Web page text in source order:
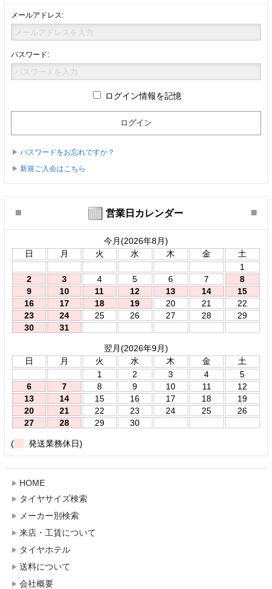
メールアドレス:
パスワード:
ログイン情報を記憶
パスワードをお忘れですか？
新規ご入会はこちら
営業日カレンダー
今月(2026年8月)
日
月 火 水 木 金
土
1
2
3 4 5 6 7
8
9
10 11 12 13 14
15
16
17 18 19 20 21
22
23
24 25 26 27 28
29
30
31
翌月(2026年9月)
日
月 火 水 木 金
土
1
2 3 4
5
6
7 8 9 10 11
12
13
14 15 16 17 18
19
20
21 22 23 24 25
26
27
28 29 30
( 発送業務休日)
HOME
タイヤサイズ検索
メーカー別検索
来店・工賃について
タイヤホテル
送料について
会社概要